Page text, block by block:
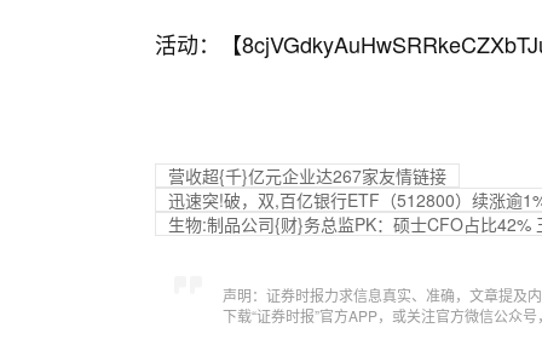
活动：【
营收超{千}亿元企业达267家友情链接
迅速突!破，双,百亿银行ETF（512800）续涨逾
生物:制品公司{财}务总监PK：硕士CFO占比
声明：证券时报力求信息真实、准确，文章提及
下载“证券时报”官方APP，或关注官方微信公众